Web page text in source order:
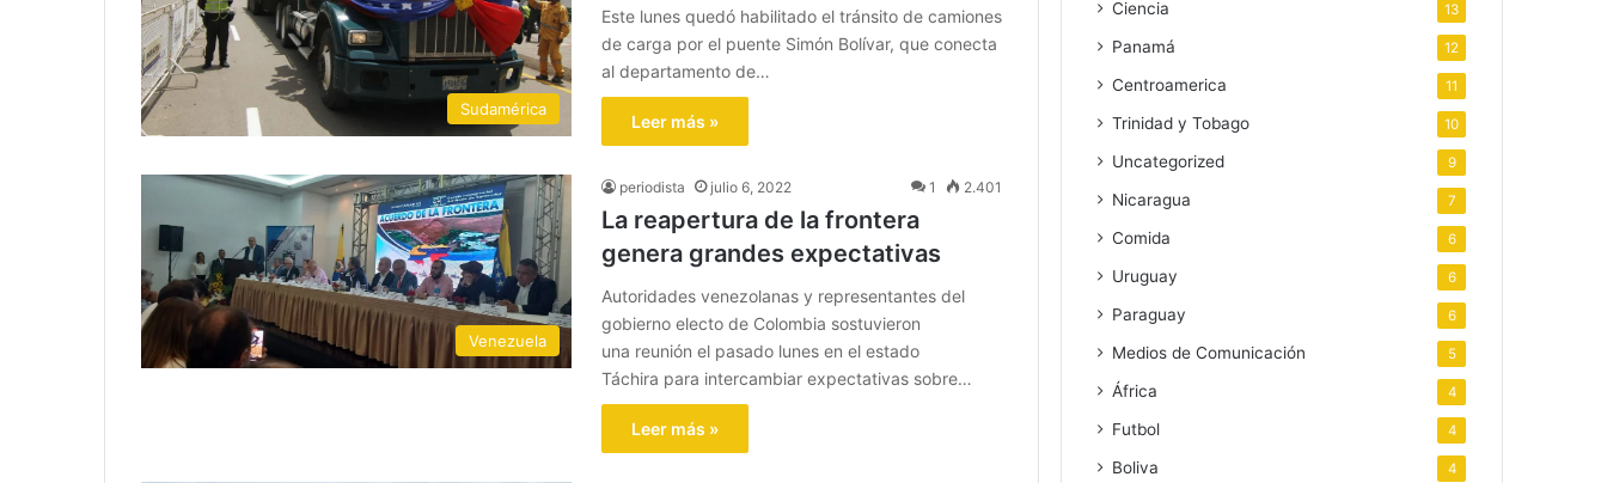
Sudamérica
Este lunes quedó habilitado el tránsito de camiones
de carga por el puente Simón Bolívar, que conecta
al departamento de…
Leer más »
Venezuela
periodista julio 6, 2022 1 2.401
La reapertura de la frontera
genera grandes expectativas
Autoridades venezolanas y representantes del
gobierno electo de Colombia sostuvieron
una reunión el pasado lunes en el estado
Táchira para intercambiar expectativas sobre…
Leer más »
Ciencia 13
Panamá 12
Centroamerica 11
Trinidad y Tobago 10
Uncategorized 9
Nicaragua 7
Comida 6
Uruguay 6
Paraguay 6
Medios de Comunicación 5
África 4
Futbol 4
Boliva 4